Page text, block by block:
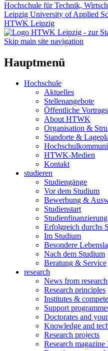
Hochschule für Technik,
Leipzig University of Applied
HTWK Leipzig
Skip main site navigation
Hauptmenü
Hochschule
Aktuelles
Stellenangebote
Öffentliche
About HTWK
Organisation &
Standorte &
HTWK-Medien
Kontakt
studieren
Studiengänge
Vor dem Studium
Bewerbung &
Studienstart
Studienfinanzierung
Erfolgreich durchs
Im Studium
Besondere
Nach dem Studium
Beratung & Service
research
News from research
Research principles
Institutes &
Support
Doctorates and
Knowledge and
Research projects
Research magazine